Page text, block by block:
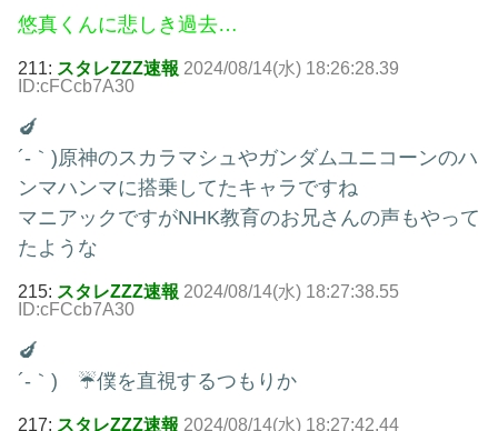
悠真くんに悲しき過去…
211: スタレZZZ速報 2024/08/14(水) 18:26:28.39
ID:cFCcb7A30
🍆
´-｀)原神のスカラマシュやガンダムユニコーンのハ
ンマハンマに搭乗してたキャラですね
マニアックですがNHK教育のお兄さんの声もやって
たような
215: スタレZZZ速報 2024/08/14(水) 18:27:38.55
ID:cFCcb7A30
🍆
´-｀) ☔僕を直視するつもりか
217: スタレZZZ速報 2024/08/14(水) 18:27:42.44